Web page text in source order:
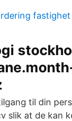
fastighet
til din
slik at de kan